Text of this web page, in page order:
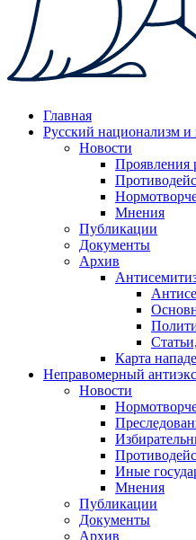
Главная
Русский национализм и
Новости
Проявления
Мнения
Публикации
Документы
Архив
Карта
Неправомерный
Новости
Иные
Мнения
Публикации
Документы
Архив